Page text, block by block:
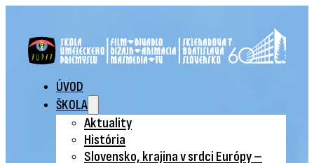
ÚVOD
ŠKOLA
Aktuality
História
Slovensko, krajina v srdci Európy –